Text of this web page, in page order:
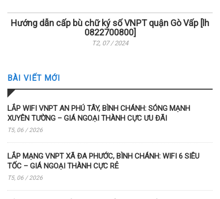
Hướng dẫn cấp bù chữ ký số VNPT quận Gò Vấp [lh
0822700800]
T2, 07 / 2024
BÀI VIẾT MỚI
LẮP WIFI VNPT AN PHÚ TÂY, BÌNH CHÁNH: SÓNG MẠNH
XUYÊN TƯỜNG – GIÁ NGOẠI THÀNH CỰC ƯU ĐÃI
T5, 06 / 2026
LẮP MẠNG VNPT XÃ ĐA PHƯỚC, BÌNH CHÁNH: WIFI 6 SIÊU
TỐC – GIÁ NGOẠI THÀNH CỰC RẺ
T5, 06 / 2026